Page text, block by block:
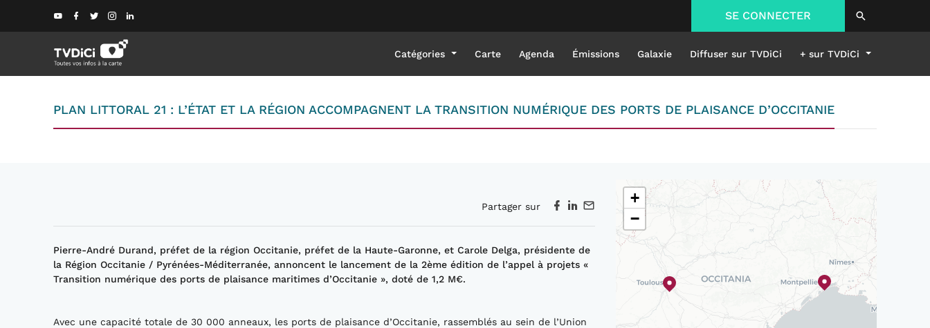
SE CONNECTER
Catégories Carte Agenda Émissions Galaxie Diffuser sur TVDiCi + sur TVDiCi
PLAN LITTORAL 21 : L’ÉTAT ET LA RÉGION ACCOMPAGNENT LA TRANSITION NUMÉRIQUE DES PORTS DE PLAISANCE D’OCCITANIE
Partager sur
Pierre-André Durand, préfet de la région Occitanie, préfet de la Haute-Garonne, et Carole Delga, présidente de
la Région Occitanie / Pyrénées-Méditerranée, annoncent le lancement de la 2ème édition de l’appel à projets «
Transition numérique des ports de plaisance maritimes d’Occitanie », doté de 1,2 M€.
Avec une capacité totale de 30 000 anneaux, les ports de plaisance d’Occitanie, rassemblés au sein de l’Union
+
−